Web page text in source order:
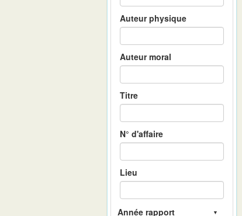
Auteur physique
Auteur moral
Titre
N° d'affaire
Lieu